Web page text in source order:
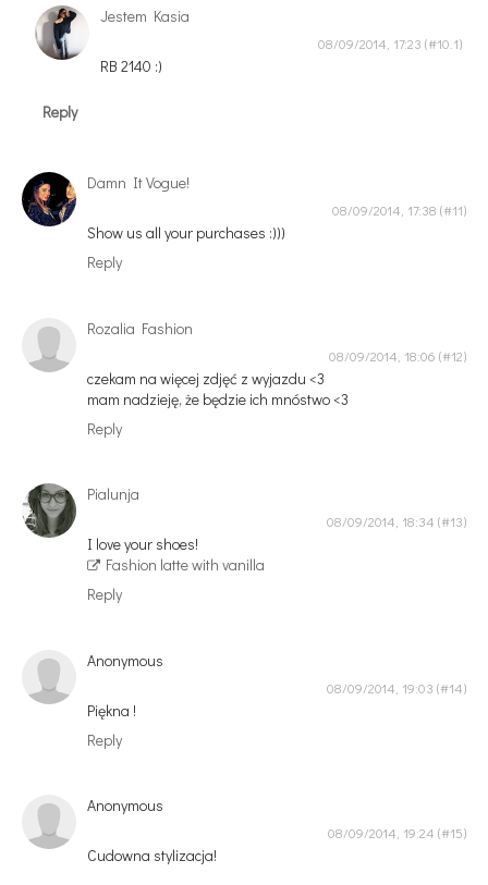
Jestem Kasia
08/09/2014, 17:23
RB 2140 :)
Reply
Damn It Vogue!
08/09/2014, 17:38
Show us all your purchases :)))
Reply
Rozalia Fashion
08/09/2014, 18:06
czekam na więcej zdjęć z wyjazdu <3
mam nadzieję, że będzie ich mnóstwo <3
Reply
Pialunja
08/09/2014, 18:34
I love your shoes!
Fashion latte with vanilla
Reply
Anonymous
08/09/2014, 19:03
Piękna !
Reply
Anonymous
08/09/2014, 19:24
Cudowna stylizacja!